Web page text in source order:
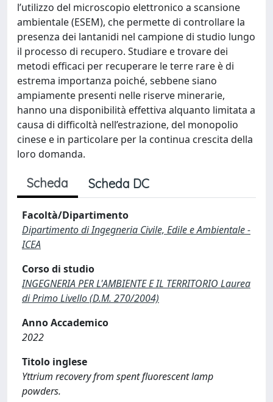
l’utilizzo del microscopio elettronico a scansione
ambientale (ESEM), che permette di controllare la
presenza dei lantanidi nel campione di studio lungo
il processo di recupero. Studiare e trovare dei
metodi efficaci per recuperare le terre rare è di
estrema importanza poiché, sebbene siano
ampiamente presenti nelle riserve minerarie,
hanno una disponibilità effettiva alquanto limitata a
causa di difficoltà nell’estrazione, del monopolio
cinese e in particolare per la continua crescita della
loro domanda.
Scheda Scheda DC
Facoltà/Dipartimento
Dipartimento di Ingegneria Civile, Edile e Ambientale -
ICEA
Corso di studio
INGEGNERIA PER L'AMBIENTE E IL TERRITORIO Laurea
di Primo Livello (D.M. 270/2004)
Anno Accademico
2022
Titolo inglese
Yttrium recovery from spent fluorescent lamp
powders.